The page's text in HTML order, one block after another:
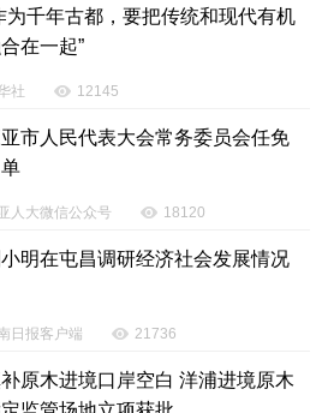
达站点、反舰导弹能力，以及
在霍尔木兹海峡相关区域的行
予以严厉回应”。不过，美方仍
国将继续与伊朗谈判，力争达
外国资产控制办公室美国东部
撤销日前对伊朗石油的生产、
授权，从而限制伊朗在公开市
为千年古都，要把传统和现代有机
在一起”
社 12145
市人民代表大会常务委员会任免
人大微信公众号 18120
明在屯昌调研经济社会发展情况
日报客户端 21736
原木进境口岸空白 洋浦进境原木